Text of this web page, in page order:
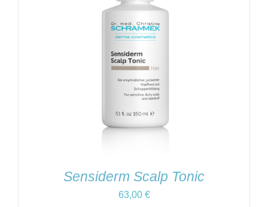
Sensiderm Scalp Tonic
63,00 €